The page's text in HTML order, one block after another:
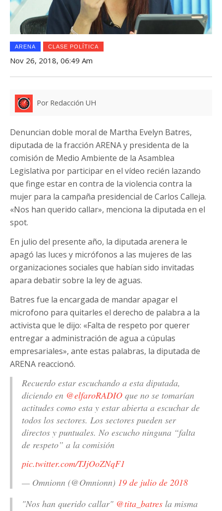
ARENA CLASE POLÍTICA
Nov 26, 2018, 06:49 Am
Por Redacción UH
Denuncian doble moral de Martha Evelyn Batres,
diputada de la fracción ARENA y presidenta de la
comisión de Medio Ambiente de la Asamblea
Legislativa por participar en el vídeo recién lazando
que finge estar en contra de la violencia contra la
mujer para la campaña presidencial de Carlos Calleja.
«Nos han querido callar», menciona la diputada en el
spot.
En julio del presente año, la diputada arenera le
apagó las luces y micrófonos a las mujeres de las
organizaciones sociales que habían sido invitadas
apara debatir sobre la ley de aguas.
Batres fue la encargada de mandar apagar el
microfono para quitarles el derecho de palabra a la
activista que le dijo: «Falta de respeto por querer
entregar a administración de agua a cúpulas
empresariales», ante estas palabras, la diputada de
ARENA reaccionó.
Recuerdo estar escuchando a esta diputada,
diciendo en @elfaroRADIO que no se tomarían
actitudes como esta y estar abierta a escuchar de
todos los sectores. Los sectores pueden ser
directos y puntuales. No escucho ninguna “falta
de respeto” a la comisión
pic.twitter.com/TJjOoZNqF1
— Omnionn (@Omnionn) 19 de julio de 2018
"Nos han querido callar" @tita_batres la misma